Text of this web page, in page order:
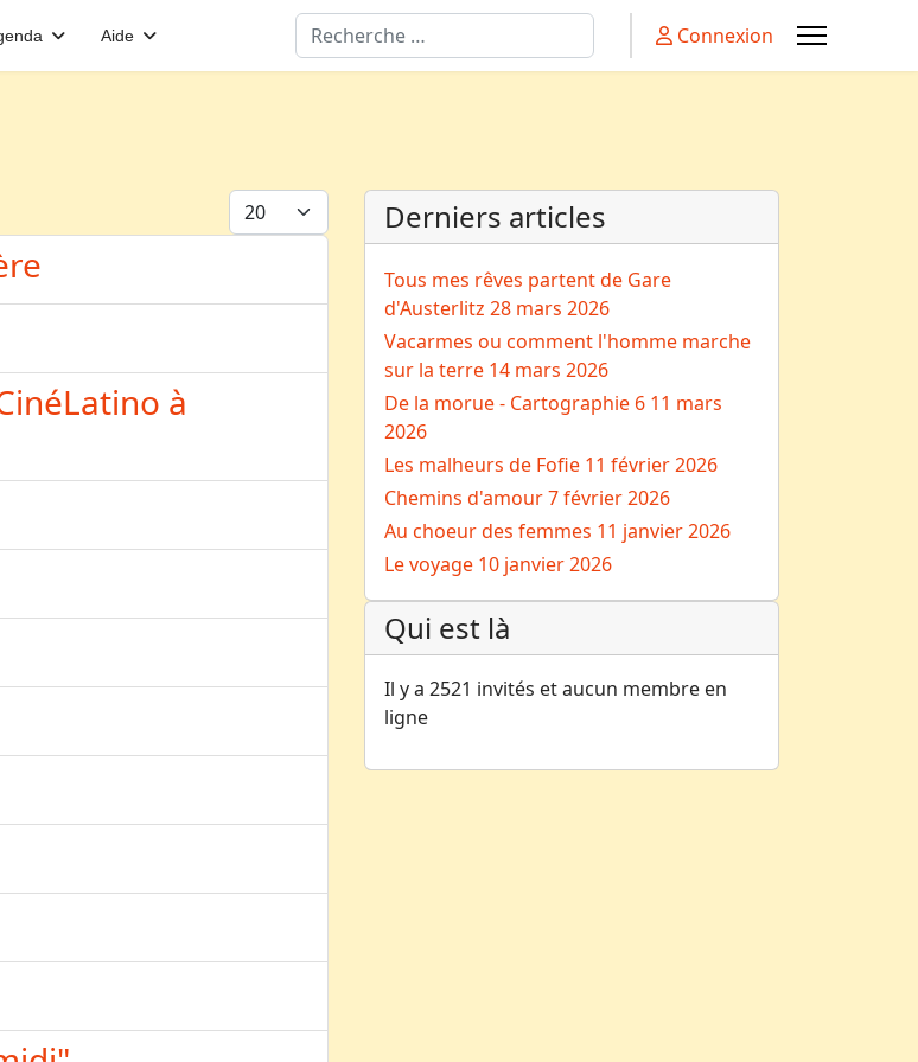
Aide Valider Connexion
Afficher #
à
Derniers articles
Tous mes rêves partent de Gare
d'Austerlitz 28 mars 2026
Vacarmes ou comment l'homme marche
sur la terre 14 mars 2026
De la morue - Cartographie 6 11 mars
2026
Les malheurs de Fofie 11 février 2026
Chemins d'amour7 février 2026
Au choeur des femmes 11 janvier 2026
Le voyage 10 janvier 2026
Qui est là
Il y a 2521 invités et aucun membre en
ligne